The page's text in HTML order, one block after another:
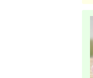
チケッ
カップ
ンライ